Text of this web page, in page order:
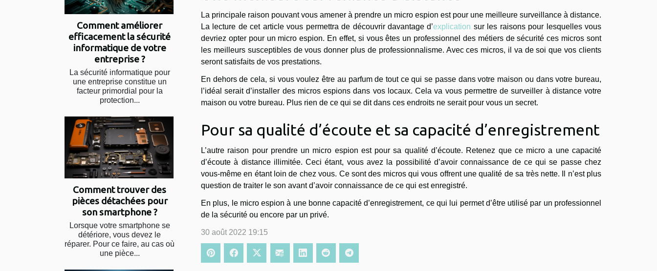
Comment améliorer
efficacement la sécurité
informatique de votre
entreprise ?
La sécurité informatique pour
une entreprise constitue un
facteur primordial pour la
protection...
Comment trouver des
pièces détachées pour
son smartphone ?
Lorsque votre smartphone se
détériore, vous devez le
réparer. Pour ce faire, au cas où
une pièce...
La principale raison pouvant vous amener à prendre un micro espion est pour une meilleure surveillance à distance.
La lecture de cet article vous permettra de découvrir davantage d’explication sur les raisons pour lesquelles vous
devriez opter pour un micro espion. En effet, si vous êtes un professionnel des métiers de sécurité ces micros sont
les meilleurs susceptibles de vous donner plus de professionnalisme. Avec ces micros, il va de soi que vos clients
seront satisfaits de vos prestations.
En dehors de cela, si vous voulez être au parfum de tout ce qui se passe dans votre maison ou dans votre bureau,
l’idéal serait d’installer des micros espions dans vos locaux. Cela va vous permettre de surveiller à distance votre
maison ou votre bureau. Plus rien de ce qui se dit dans ces endroits ne serait pour vous un secret.
Pour sa qualité d’écoute et sa capacité d’enregistrement
L’autre raison pour prendre un micro espion est pour sa qualité d’écoute. Retenez que ce micro a une capacité
d’écoute à distance illimitée. Ceci étant, vous avez la possibilité d’avoir connaissance de ce qui se passe chez
vous-même en étant loin de chez vous. Ce sont des micros qui vous offrent une qualité de sa très nette. Il n’est plus
question de traiter le son avant d’avoir connaissance de ce qui est enregistré.
En plus, le micro espion à une bonne capacité d’enregistrement, ce qui lui permet d’être utilisé par un professionnel
de la sécurité ou encore par un privé.
30 août 2022 19:15